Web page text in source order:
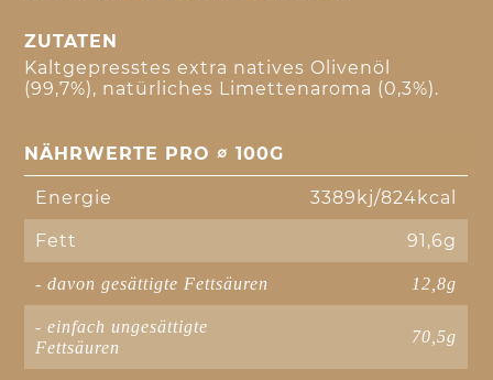
ZUTATEN
Kaltgepresstes extra natives Olivenöl
(99,7%), natürliches Limettenaroma (0,3%).
NÄHRWERTE PRO ∅ 100G
Energie 3389kj/824kcal
Fett 91,6g
- davon gesättigte Fettsäuren 12,8g
- einfach ungesättigte
Fettsäuren
70,5g